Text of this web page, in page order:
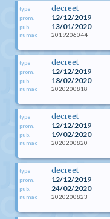
type decreet
prom. 12/12/2019
pub. 13/01/2020
numac 2019206044
type decreet
prom. 12/12/2019
pub. 18/02/2020
numac 2020200818
type decreet
prom. 12/12/2019
pub. 19/02/2020
numac 2020200820
type decreet
prom. 12/12/2019
pub. 24/02/2020
numac 2020200823